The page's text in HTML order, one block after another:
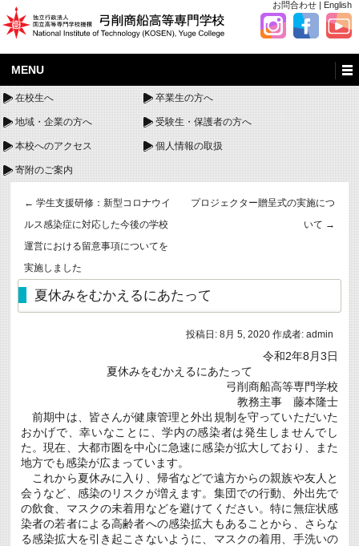
お問合わせ | English
MENU
在校生へ 卒業生の方へ
地域・企業の方へ 受験生・保護者の方へ
本校へのアクセス 個人情報の取扱
寄附のご案内
← 学生支援研修：新型コロナウイ
ルス感染症に対応した今後の学校
運営における留意事項についてを
実施しました
プロジェクター贈呈式の実施につ
いて →
夏休みをむかえるにあたって
投稿日: 8月 5, 2020 作成者: admin
令和2年8月3日
夏休みをむかえるにあたって
弓削商船高等専門学校
教務主事 藤本隆士
前期中は、皆さんが健康管理と外出規制を守っていただいた
おかげで、幸いなことに、学内の感染者は発生しませんでし
た。現在、大都市圏を中心に急速に感染が拡大しており、また
地方でも感染が広まっています。
これから夏休みに入り、帰省などで遠方からの親族や友人と
会うなど、感染のリスクが増えます。集団での行動、外出先で
の飲食、マスクの未着用などを避けてください。特に無症状感
染者の若者による高齢者への感染拡大もあることから、さらな
る感染拡大を引き起こさないように、マスクの着用、手洗いの